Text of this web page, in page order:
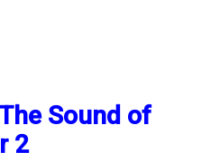
Sound of
2